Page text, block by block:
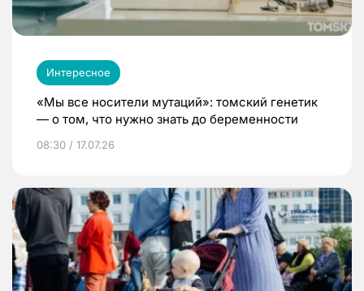
Интересное
«Мы все носители мутаций»: томский генетик
— о том, что нужно знать до беременности
08:30 / 17.07.26